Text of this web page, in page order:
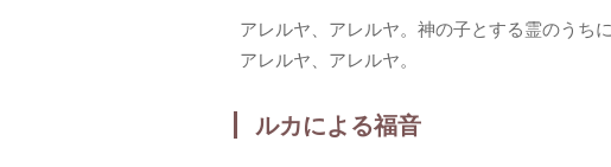
アレルヤ、アレルヤ。神の子とする霊のうち
アレルヤ、アレルヤ。
ルカによる福音